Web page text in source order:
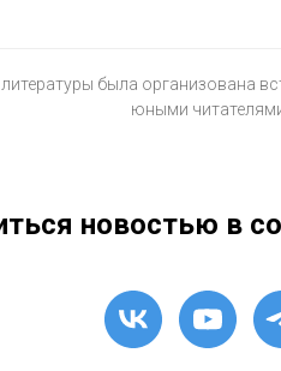
была организована
юными
новостью в